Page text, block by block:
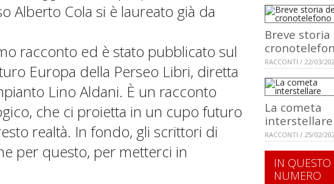
Alberto Cola si è laureato già da
racconto ed è stato pubblicato sul
Europa della Perseo Libri, diretta
Lino Aldani. È un racconto
che ci proietta in un cupo futuro
realtà. In fondo, gli scrittori di
per questo, per metterci in
Breve storia
RACCONTI / 22/03/
La cometa
interstellare
RACCONTI / 25/02/
IN QUESTO
NUMERO